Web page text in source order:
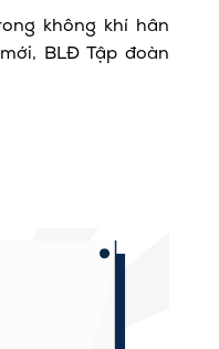
không khí hân
BLĐ Tập đoàn